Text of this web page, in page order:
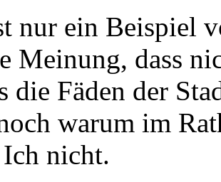
nur ein Beispiel
Meinung, dass
die Fäden der
warum im
Ich nicht.